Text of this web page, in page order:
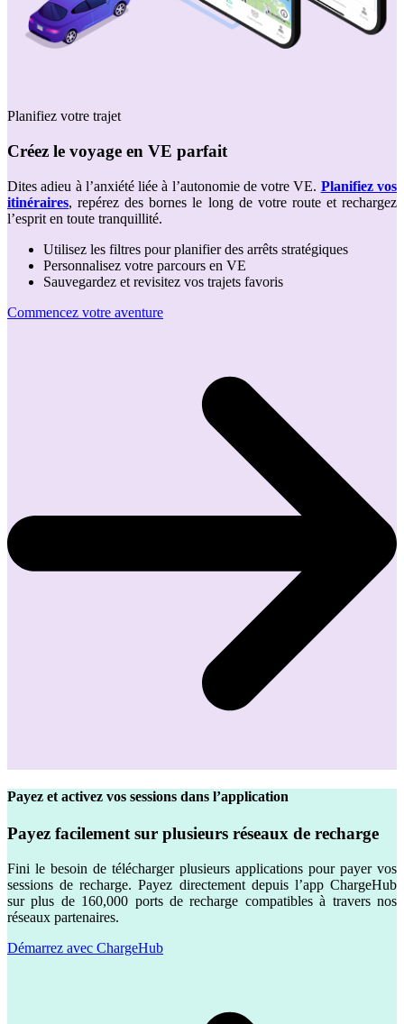
Planifiez votre trajet
Créez le voyage en VE parfait
Dites adieu à l’anxiété liée à l’autonomie de votre VE. Planifiez vos
itinéraires, repérez des bornes le long de votre route et rechargez
l’esprit en toute tranquillité.
Utilisez les filtres pour planifier des arrêts stratégiques
Personnalisez votre parcours en VE
Sauvegardez et revisitez vos trajets favoris
Commencez votre aventure
Payez et activez vos sessions dans l’application
Payez facilement sur plusieurs réseaux de recharge
Fini le besoin de télécharger plusieurs applications pour payer vos
sessions de recharge. Payez directement depuis l’app ChargeHub
sur plus de 160,000 ports de recharge compatibles à travers nos
réseaux partenaires.
Démarrez avec ChargeHub